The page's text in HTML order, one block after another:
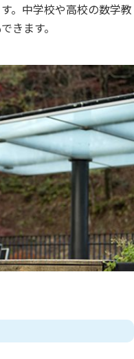
。中学校や高校の数学教
きます。